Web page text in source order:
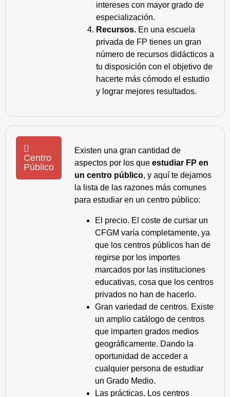
intereses con mayor grado de
especialización.
Recursos. En una escuela
privada de FP tienes un gran
número de recursos didácticos a
tu disposición con el objetivo de
hacerte más cómodo el estudio
y lograr mejores resultados.
Centro
Público
Existen una gran cantidad de
aspectos por los que estudiar FP en
un centro público, y aquí te dejamos
la lista de las razones más comunes
para estudiar en un centro público:
El precio. El coste de cursar un
CFGM varía completamente, ya
que los centros públicos han de
regirse por los importes
marcados por las instituciones
educativas, cosa que los centros
privados no han de hacerlo.
Gran variedad de centros. Existe
un amplio catálogo de centros
que imparten grados medios
geográficamente. Dando la
oportunidad de acceder a
cualquier persona de estudiar
un Grado Medio.
Las prácticas. Los centros